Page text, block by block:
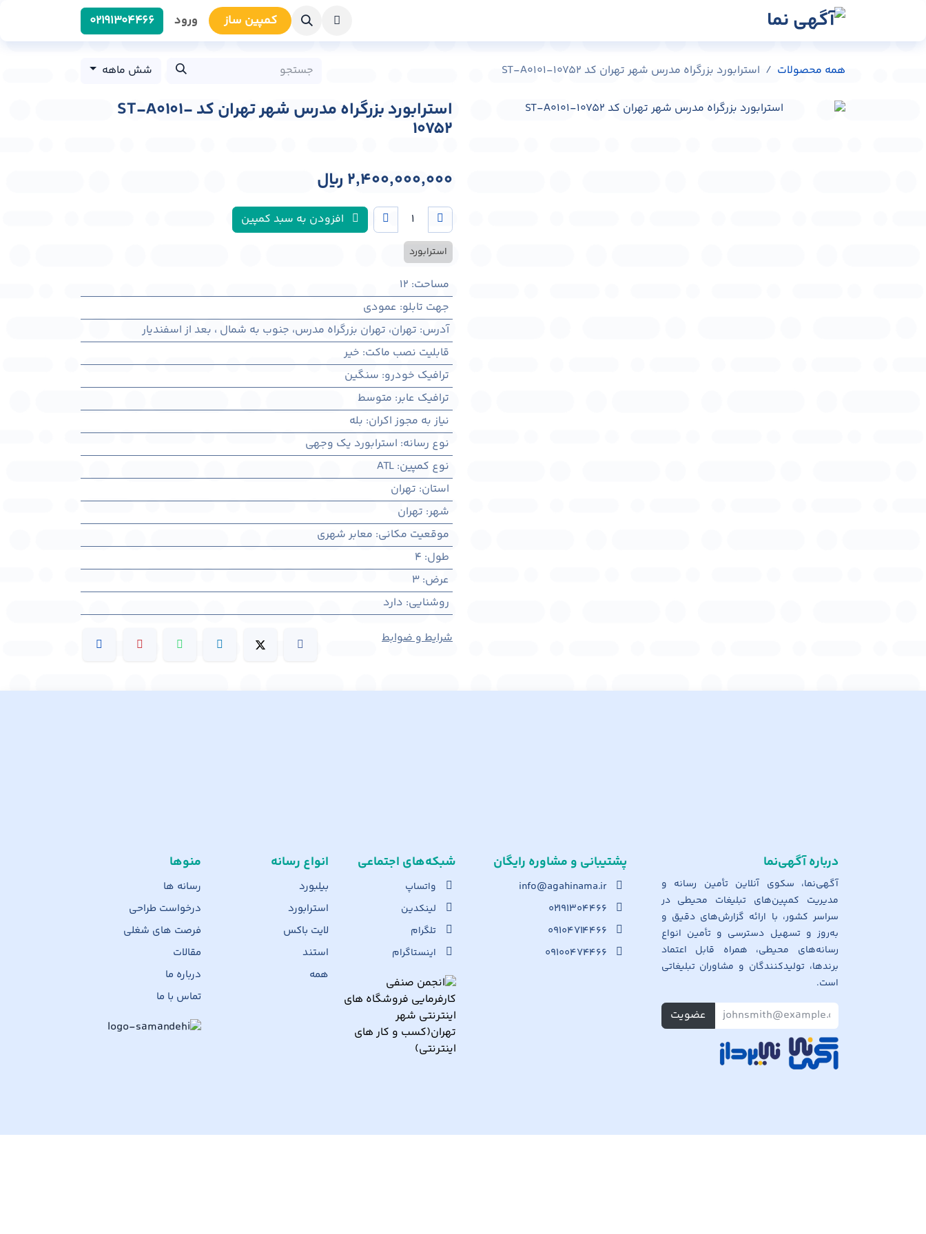
کمپین سا​​ز ورود 0219​1304466
همه محصولات استرابورد بزرگراه مدرس شهر تهران کد ST-A0101-10752 شش ماهه
استرابورد بزرگراه مدرس شهر تهران کد ST-A0101-
10752
2,400,000,000 ﷼
افزودن به سبد کمپین
استرابورد
مساحت:
12
جهت تابلو: عمودی
آدرس: تهران، تهران بزرگراه مدرس، جنوب به شمال ، بعد از اسفندیار
قابلیت نصب ماکت: خیر
ترافیک خودرو: سنگین
ترافیک عابر: متوسط
نیاز به مجوز اکران: بله
نوع رسانه: استرابورد یک وجهی
نوع کمپین:
ATL
استان: تهران
شهر: تهران
موقعیت مکانی: معابر شهری
طول:
4
عرض:
3
روشنایی: دارد
شرایط و ضوابط
منوها
رسانه ها
درخواست طراحی
فرصت های شغلی
مقالات
درباره ما
تماس با ما
انواع رسانه
بیلبورد
استرابورد
لایت باکس
استند
همه
شبکه‌های اجت​ماعی
واتساپ
لینکدین
تلگرام
اینستاگرام
پشتیبانی و مشاوره رایگان
info@agahinama.ir
۰۲۱۹۱۳۰۴۴۶۶
۰۹۱۰۴۷۱۴۴۶۶
۰۹۱۰۰۴۷۴۴۶۶
درباره آگهی‌نما
آگهی‌نما، سکوی آنلاین تأمین رسانه و
مدیریت کمپین‌های تبلیغات محیطی در
سراسر کشور، با ارائه گزارش‌های دقیق و
به‌روز و تسهیل دسترسی و تأمین انواع
رسانه‌های محیطی، همراه قابل اعتماد
برندها، تولیدکنندگان و مشاوران تبلیغاتی
است.
عضویت